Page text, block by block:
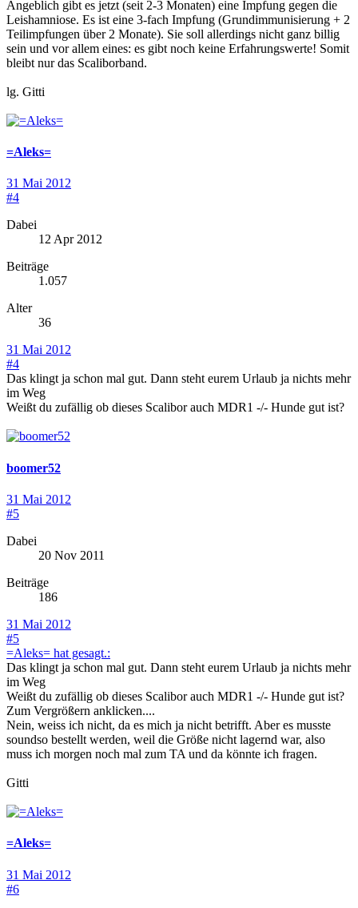
Angeblich gibt es jetzt (seit 2-3 Monaten) eine Impfung gegen die
Leishamniose. Es ist eine 3-fach Impfung (Grundimmunisierung + 2
Teilimpfungen über 2 Monate). Sie soll allerdings nicht ganz billig
sein und vor allem eines: es gibt noch keine Erfahrungswerte! Somit
bleibt nur das Scaliborband.
lg. Gitti
=Aleks=
31 Mai 2012
#4
Dabei
12 Apr 2012
Beiträge
1.057
Alter
36
31 Mai 2012
#4
Das klingt ja schon mal gut. Dann steht eurem Urlaub ja nichts mehr
im Weg
Weißt du zufällig ob dieses Scalibor auch MDR1 -/- Hunde gut ist?
boomer52
31 Mai 2012
#5
Dabei
20 Nov 2011
Beiträge
186
31 Mai 2012
#5
=Aleks= hat gesagt.:
Das klingt ja schon mal gut. Dann steht eurem Urlaub ja nichts mehr
im Weg
Weißt du zufällig ob dieses Scalibor auch MDR1 -/- Hunde gut ist?
Zum Vergrößern anklicken....
Nein, weiss ich nicht, da es mich ja nicht betrifft. Aber es musste
soundso bestellt werden, weil die Größe nicht lagernd war, also
muss ich morgen noch mal zum TA und da könnte ich fragen.
Gitti
=Aleks=
31 Mai 2012
#6